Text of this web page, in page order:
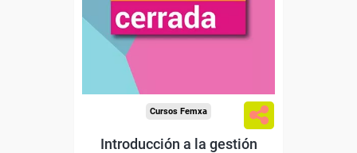
Cursos Femxa
Introducción a la gestión